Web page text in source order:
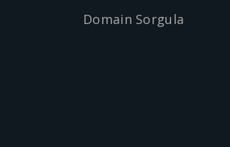
Domain Sorgula